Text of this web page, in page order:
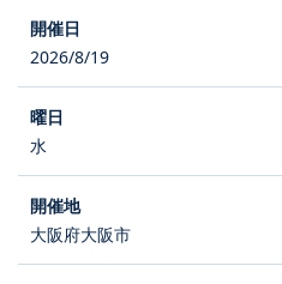
2026/8/19
水
大阪府大阪市